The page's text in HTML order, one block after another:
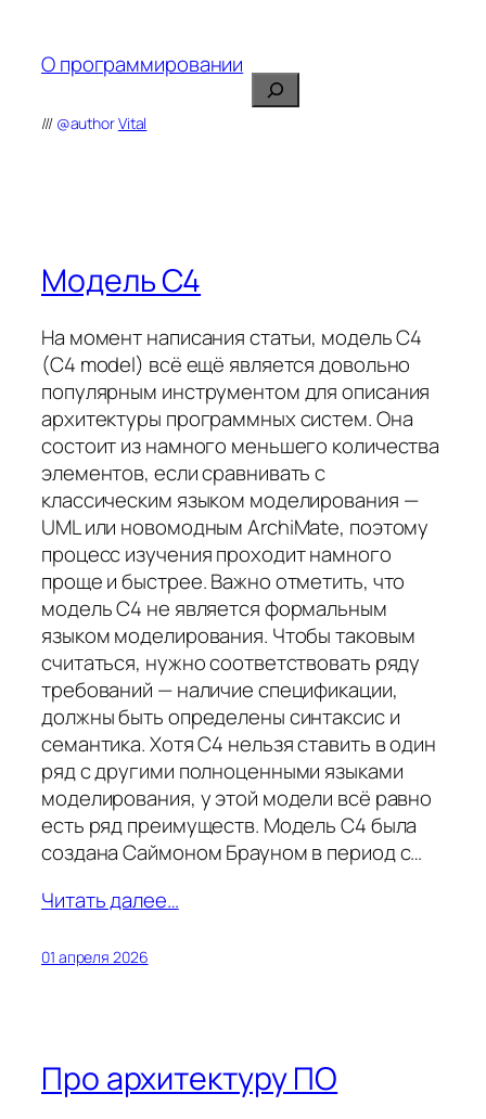
содержимому
О программировании
/// @authorVital
Поиск
Модель C4
На момент написания статьи, модель С4
(C4 model) всё ещё является довольно
популярным инструментом для описания
архитектуры программных систем. Она
состоит из намного меньшего количества
элементов, если сравнивать с
классическим языком моделирования —
UML или новомодным ArchiMate, поэтому
процесс изучения проходит намного
проще и быстрее. Важно отметить, что
модель C4 не является формальным
языком моделирования. Чтобы таковым
считаться, нужно соответствовать ряду
требований — наличие спецификации,
должны быть определены синтаксис и
семантика. Хотя C4 нельзя ставить в один
ряд с другими полноценными языками
моделирования, у этой модели всё равно
есть ряд преимуществ. Модель C4 была
создана Саймоном Брауном в период с…
Читать далее…
01 апреля 2026
Про архитектуру ПО